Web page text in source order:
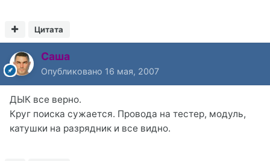
Цитата
Саша
Опубликовано 16 мая, 2007
ДЫК все верно.
Круг поиска сужается. Провода на тестер, модуль,
катушки на разрядник и все видно.